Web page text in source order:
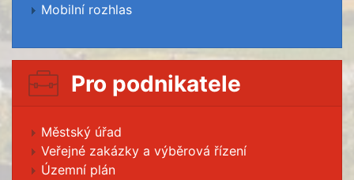
Mobilní rozhlas
Pro podnikatele
Městský úřad
Veřejné zakázky a výběrová řízení
Územní plán